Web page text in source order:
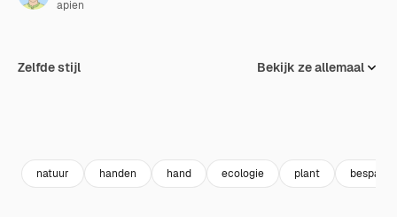
apien
Zelfde stijl Bekijk ze allemaal
natuur handen hand ecologie plant besparen